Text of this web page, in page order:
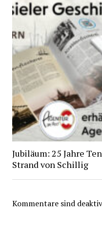
Jubiläum: 25 Jahre
Strand von Schillig
Kommentare sind